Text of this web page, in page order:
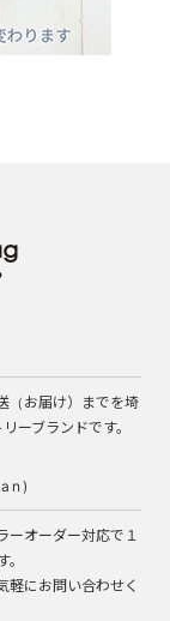
（お届け）までを埼
ーブランドです。
オーダー対応で１
軽にお問い合わせく